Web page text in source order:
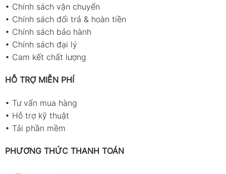
• Chính sách vận chuyển
• Chính sách đổi trả & hoàn tiền
• Chính sách bảo hành
• Chính sách đại lý
• Cam kết chất lượng
HỖ TRỢ MIỄN PHÍ
• Tư vấn mua hàng
• Hỗ trợ kỹ thuật
• Tải phần mềm
PHƯƠNG THỨC THANH TOÁN